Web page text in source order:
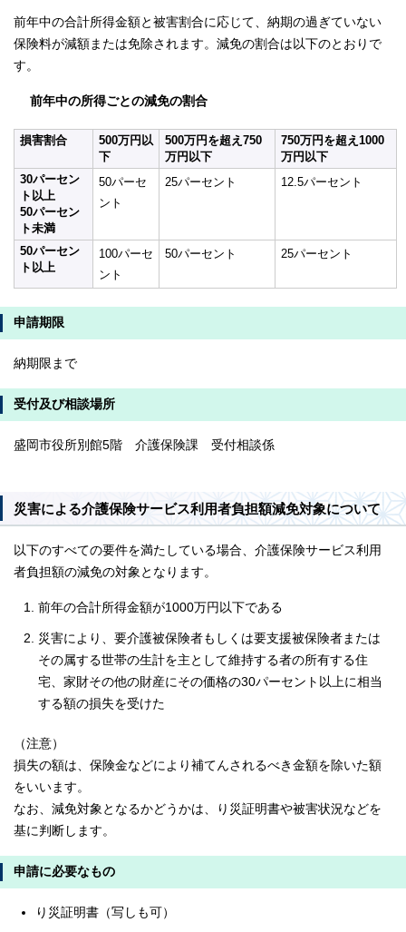
前年中の合計所得金額と被害割合に応じて、納期の過ぎていない
保険料が減額または免除されます。減免の割合は以下のとおりで
す。
前年中の所得ごとの減免の割合
損害割合
500万円以
下
500万円を超え750
万円以下
750万円を超え1000
万円以下
30パーセン
ト以上
50パーセン
ト未満
50パーセ
ント
25パーセント 12.5パーセント
50パーセン
ト以上
100パーセ
ント
50パーセント 25パーセント
申請期限
納期限まで
受付及び相談場所
盛岡市役所別館5階 介護保険課 受付相談係
災害による介護保険サービス利用者負担額減免対象について
以下のすべての要件を満たしている場合、介護保険サービス利用
者負担額の減免の対象となります。
前年の合計所得金額が1000万円以下である
災害により、要介護被保険者もしくは要支援被保険者または
その属する世帯の生計を主として維持する者の所有する住
宅、家財その他の財産にその価格の30パーセント以上に相当
する額の損失を受けた
（注意）
損失の額は、保険金などにより補てんされるべき金額を除いた額
をいいます。
なお、減免対象となるかどうかは、り災証明書や被害状況などを
基に判断します。
申請に必要なもの
り災証明書（写しも可）